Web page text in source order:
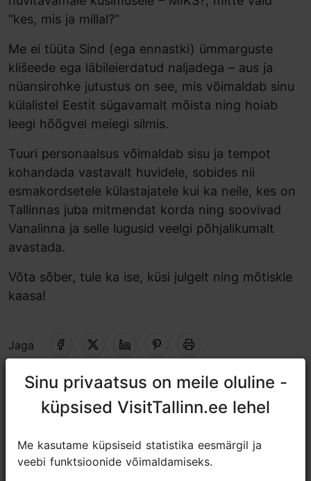
“kes, mis ja millal?”
Me ei tüüta Sind (ega ennastki) ümmarguste
klišeede ega läbileierdatud naljadega – aus ja
nüansirohke jutustus on see, mis võimaldab sinu
külalistel Eestit sügavamalt mõista ning hoiab
leegi hõõgvel meiegi silmis.
Tuuri personaalsus võimaldab sisu ja tempot
kohandada vastavalt huvidele, sobides nii
esmakordsetele külastajatele kui ka neile, kes on
Tallinnas juba mitmendat korda ning soovivad
Vanalinna ja selle lugusid veelgi põhjalikumalt
avastada.
Võta sõber, tule ka ise, küsi julgelt ning mõtiskle
kaasa!
Jaga
Fookus/ piirkond: Vanalinn
01.01–31.12
Loe lähemalt
Sinu privaatsus on meile oluline -
küpsised VisitTallinn.ee lehel
Me kasutame küpsiseid statistika eesmärgil ja
veebi funktsioonide võimaldamiseks.
Sinu privaatsus on meile oluline -
küpsised VisitTallinn.ee lehel
Me kasutame küpsiseid statistika eesmärgil ja
veebi funktsioonide võimaldamiseks.